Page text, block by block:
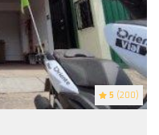
5 (200)